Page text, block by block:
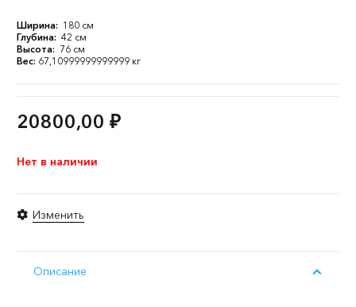
Ширина: 180 см
Глубина: 42 см
Высота: 76 см
Вес: 67,10999999999999 кг
20800,00 ₽
Нет в наличии
Изменить
Описание